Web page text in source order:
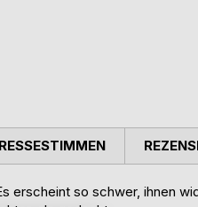
erscheint so schwer, ihnen